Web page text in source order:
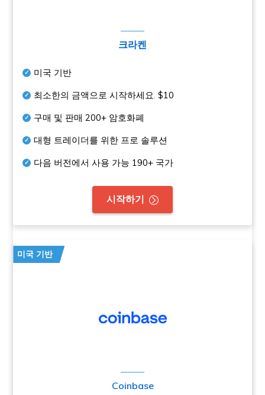
크라켄
미국 기반
최소한의 금액으로 시작하세요.$10
구매 및 판매200+ 암호화폐
대형 트레이더를 위한 프로 솔루션
다음 버전에서 사용 가능 190+ 국가
시작하기
미국 기반
Coinbase